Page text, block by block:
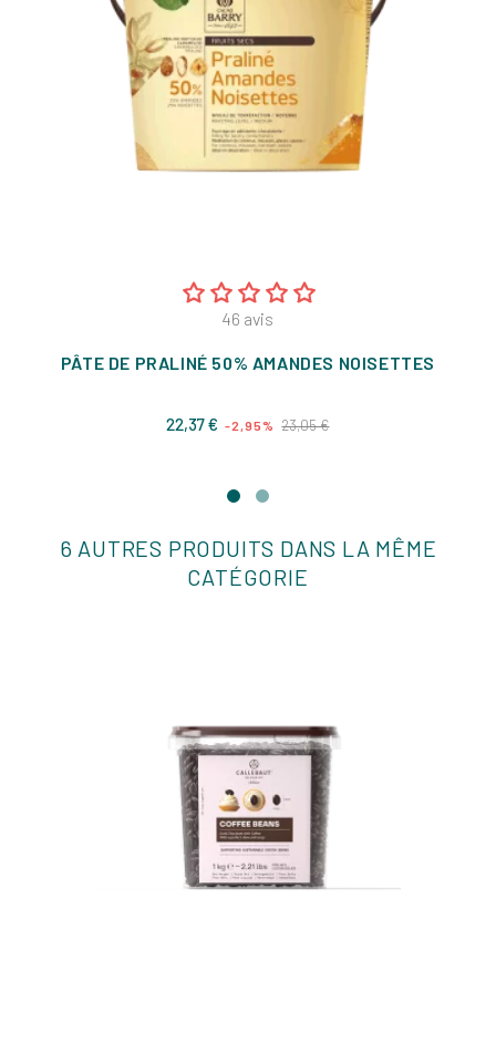
46 avis
PÂTE DE PRALINÉ 50% AMANDES NOISETTES
22,37 € Prix
-2,95% 23,05 €Prix
6 AUTRES PRODUITS DANS LA MÊME
CATÉGORIE